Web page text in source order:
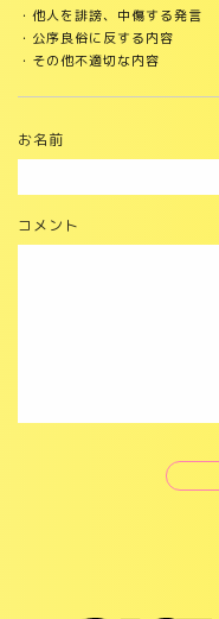
・他人を誹謗、中傷する発言
・公序良俗に反する内容
・その他不適切な内容
お名前
コメント